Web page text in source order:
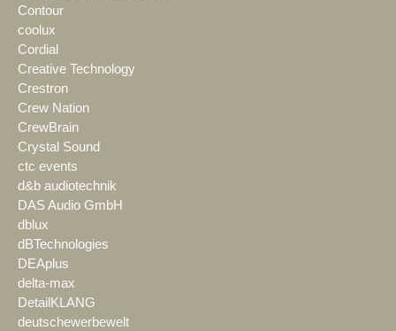
Contour
coolux
Cordial
Creative Technology
Crestron
Crew Nation
CrewBrain
Crystal Sound
ctc events
d&b audiotechnik
DAS Audio GmbH
dblux
dBTechnologies
DEAplus
delta-max
DetailKLANG
deutschewerbewelt